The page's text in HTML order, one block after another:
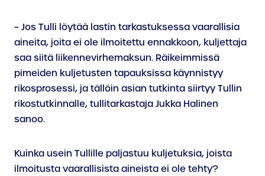
– Jos Tulli löytää lastin tarkastuksessa vaarallisia
aineita, joita ei ole ilmoitettu ennakkoon, kuljettaja
saa siitä liikennevirhemaksun. Räikeimmissä
pimeiden kuljetusten tapauksissa käynnistyy
rikosprosessi, ja tällöin asian tutkinta siirtyy Tullin
rikostutkinnalle, tullitarkastaja Jukka Halinen
sanoo.
Kuinka usein Tullille paljastuu kuljetuksia, joista
ilmoitusta vaarallisista aineista ei ole tehty?